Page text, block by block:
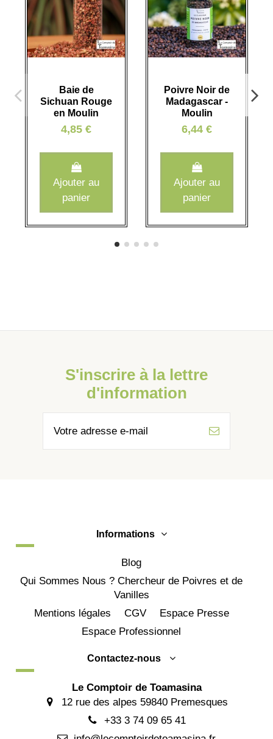
Baie de
Sichuan Rouge
en Moulin
4,85 €
Ajouter au
panier
Poivre Noir de
Madagascar -
Moulin
6,44 €
Ajouter au
panier
S'inscrire à la lettre
d'information
Informations
Blog
Qui Sommes Nous ? Chercheur de Poivres et de
Vanilles
Mentions légales
CGV
Espace Presse
Espace Professionnel
Contactez-nous
Le Comptoir de Toamasina
12 rue des alpes 59840 Premesques
+33 3 74 09 65 41